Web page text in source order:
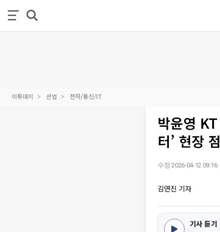
이투데이 산업 전자/통신/IT
박윤영
터’ 현장
수정 2026-04-12 09:16
김연진 기자
기사 듣기